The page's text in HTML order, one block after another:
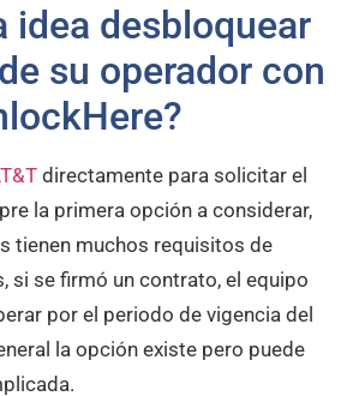
idea desbloquear
su operador con
directamente para solicitar el
la primera opción a considerar,
tienen muchos requisitos de
si se firmó un contrato, el equipo
por el periodo de vigencia del
la opción existe pero puede